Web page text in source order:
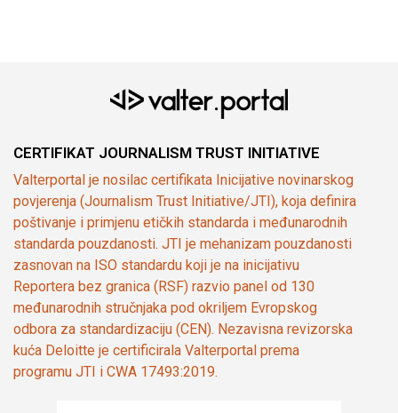
CERTIFIKAT JOURNALISM TRUST INITIATIVE
Valterportal je nosilac certifikata Inicijative novinarskog
povjerenja (Journalism Trust Initiative/JTI), koja definira
poštivanje i primjenu etičkih standarda i međunarodnih
standarda pouzdanosti. JTI je mehanizam pouzdanosti
zasnovan na ISO standardu koji je na inicijativu
Reportera bez granica (RSF) razvio panel od 130
međunarodnih stručnjaka pod okriljem Evropskog
odbora za standardizaciju (CEN). Nezavisna revizorska
kuća Deloitte je certificirala Valterportal prema
programu JTI i CWA 17493:2019.